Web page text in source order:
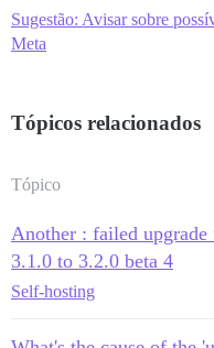
Sugestão: Avisar sobre
Meta
Tópicos relacionados
Tópico
Another : failed upgrade
3.1.0 to 3.2.0 beta 4
Self-hosting